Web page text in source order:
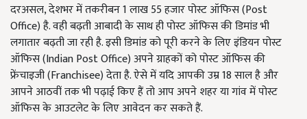
दरअसल, देशभर में तकरीबन 1 लाख 55 हजार पोस्ट ऑफिस (Post
Office) है. वही बढ़ती आबादी के साथ ही पोस्ट ऑफिस की डिमांड भी
लगातार बढ़ती जा रही है. इसी डिमांड को पूरी करने के लिए इंडियन पोस्ट
ऑफिस (Indian Post Office) अपने ग्राहकों को पोस्ट ऑफिस की
फ्रेंचाइजी (Franchisee) देता है. ऐसे में यदि आपकी उम्र 18 साल है और
आपने आठवीं तक भी पढ़ाई किए हैं तो आप अपने शहर या गांव में पोस्ट
ऑफिस के आउटलेट के लिए आवेदन कर सकते हैं.